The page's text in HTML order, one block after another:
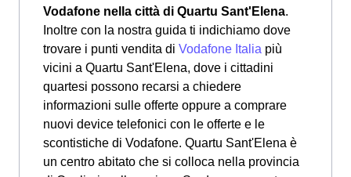
Vodafone nella città di Quartu Sant'Elena.
Inoltre con la nostra guida ti indichiamo dove
trovare i punti vendita di Vodafone Italia più
vicini a Quartu Sant'Elena, dove i cittadini
quartesi possono recarsi a chiedere
informazioni sulle offerte oppure a comprare
nuovi device telefonici con le offerte e le
scontistiche di Vodafone. Quartu Sant'Elena è
un centro abitato che si colloca nella provincia